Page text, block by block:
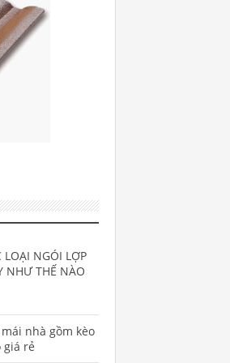
LOẠI NGÓI LỢP
NHƯ THẾ NÀO
nhà gồm kèo
giá rẻ